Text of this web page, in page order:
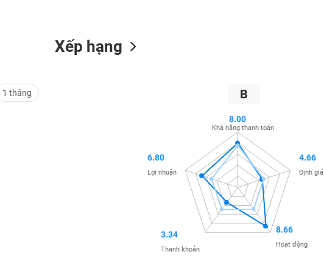
1 tháng
Xếp hạng
B
8.00
Khả năng thanh toán
4.66
Định giá
8.66
Hoạt động
3.34
Thanh khoản
6.80
Lợi nhuận